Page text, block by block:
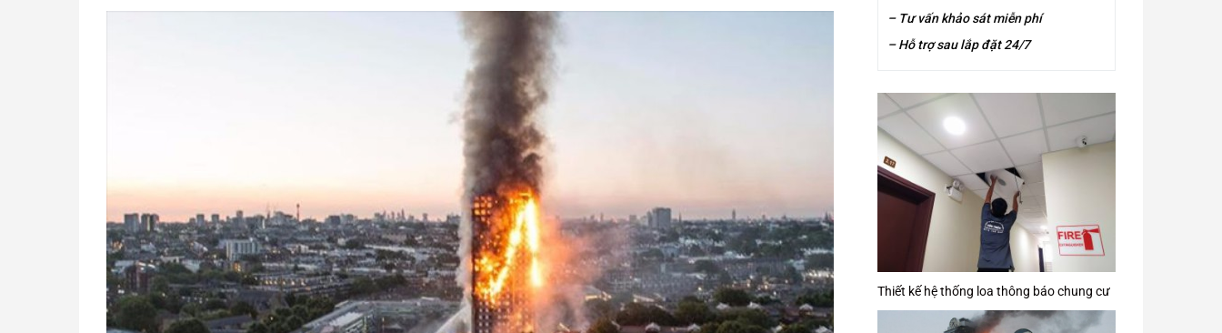
– Tư vấn khảo sát miễn phí
– Hỗ trợ sau lắp đặt 24/7
Thiết kế hệ thống loa thông báo chung cư